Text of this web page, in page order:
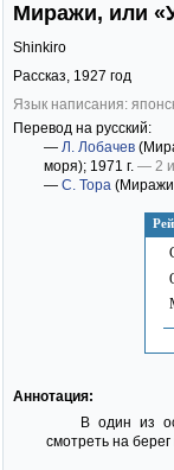
Миражи, или
Shinkiro
Рассказ, 1927 год
Язык написания:
Перевод на русский:
— Л. Лобачев
моря); 1971 г. — 2
— С. Тора
Аннотация:
В один из
смотреть на